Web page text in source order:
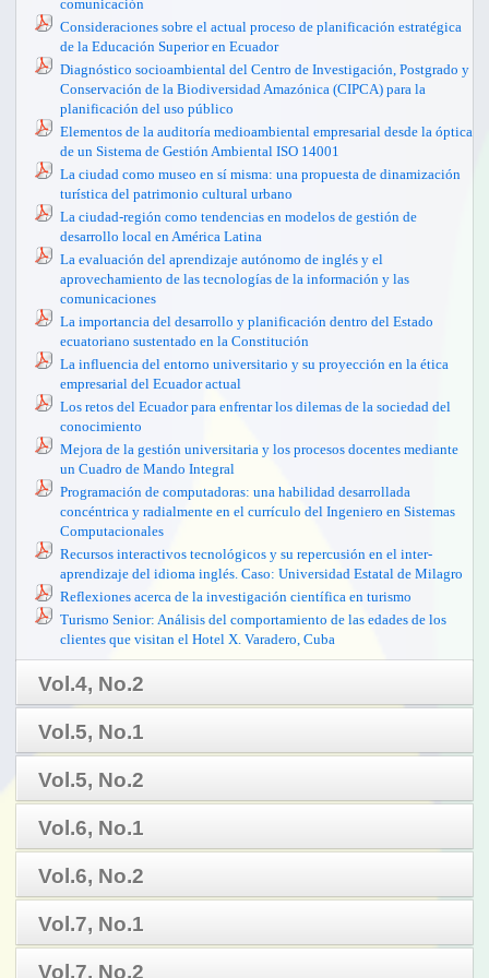
periodo 2010 - 2011
La Fuga de Cerebros como un problema en Latinoamérica. El caso del
Ecuador
Las prácticas preprofesionales y su relación con el perfil profesional
del ingeniero en ecoturismo
Sector informal y economía subterránea
¿Deben formarse master en consultoría empresarial en nuestro país?
la Delegación Provincial de Recursos Hidráulicos de Sancti Spíritus
Relación Formación-Gestión del Conocimiento-Innovación-
Desarrollo local en los Municipios de Ciego de Ávila
hospitalarias
La organización universitaria y el Síndrome de Burnout: el caso de
una institución educativa en México
Las redes educativas: una vía para mejorar la calidad del sistema
educativo
Metodología de validación de un Modelo de Gestión del Cliente
Interno en procesos empresariales
Básica
La gestión ambiental y la ética administrativa en la empresa del siglo
XX
La gestión estratégica de los recursos humanos en la hotelería
La investigación - acción y la formación de las competencias
docentes
Modelo De Planificación Estratégica Comunitaria
Turismo comunitario. Reflexiones
comunicación
Consideraciones sobre el actual proceso de planificación estratégica
de la Educación Superior en Ecuador
Diagnóstico socioambiental del Centro de Investigación, Postgrado y
Conservación de la Biodiversidad Amazónica (CIPCA) para la
planificación del uso público
Elementos de la auditoría medioambiental empresarial desde la óptica
de un Sistema de Gestión Ambiental ISO 14001
La ciudad como museo en sí misma: una propuesta de dinamización
turística del patrimonio cultural urbano
La ciudad-región como tendencias en modelos de gestión de
desarrollo local en América Latina
La evaluación del aprendizaje autónomo de inglés y el
aprovechamiento de las tecnologías de la información y las
comunicaciones
La importancia del desarrollo y planificación dentro del Estado
ecuatoriano sustentado en la Constitución
La influencia del entorno universitario y su proyección en la ética
empresarial del Ecuador actual
Los retos del Ecuador para enfrentar los dilemas de la sociedad del
conocimiento
Mejora de la gestión universitaria y los procesos docentes mediante
un Cuadro de Mando Integral
Programación de computadoras: una habilidad desarrollada
concéntrica y radialmente en el currículo del Ingeniero en Sistemas
Computacionales
Recursos interactivos tecnológicos y su repercusión en el inter-
aprendizaje del idioma inglés. Caso: Universidad Estatal de Milagro
Reflexiones acerca de la investigación científica en turismo
Turismo Senior: Análisis del comportamiento de las edades de los
clientes que visitan el Hotel X. Varadero, Cuba
Vol.4, No.2
RES NON VERBA 6 REVISTA COMPLETA
EL EL DINERO ELECTRÓNICO EN EL ECUADOR
PROGRAMAS INFANTILES TRASMITIDOS EN LA TELEVISIÓN
NACIONAL (VHF)
LA DEMOCRACIA DIRECTA EN EL MODELO CONSTITUCIONAL
ECUATORIANO
LA GASTRONOMÍA TÍPICA DE LA AMAZONÍA, UNA
ALTERNATIVA TURÍSTICA EN EL ECUADOR. CASO DE
LA IDENTIDAD DE LAS PERSONAS CON DISCAPACIDAD EN EL
CONTEXTODE LA NACIÓN
Vol.5, No.1
RES NON VERBA 7 REVISTA COMPLETA
INCUBADORAS DE EMPRESAS COMO ALIADAS EN LA
EMPRENDEDORES EN MÉXICO.
TRAYECTORIA Y BENEFICIOS DE LA APLICACIÓN DEL
DERECHO CONSTITUCIONAL EN EL DESENVOLVIMIENTO
GUBERNAMENTAL.
GERENCIAMIENTO BASADO EN EL VALOR: TRANSFORMANDO
LA CULTURA EMPRESARIAL.
Vol.5, No.2
RES NON VERBA Vol.5, No.2, OCTUBRE 2015
Vol.6, No.1
RES NON VERBA Vol.6, No.1
Vol.6, No.2
RES NON VERBA Vol.6, No.2
Vol.7, No.1
RES NON VERBA Vol.7, No.1
Vol.7, No.2